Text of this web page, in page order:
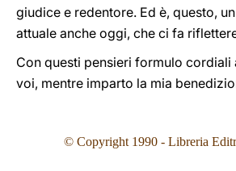
giudice e redentore. Ed è, questo,
attuale anche oggi, che ci fa
Con questi pensieri formulo cordiali
voi, mentre imparto la mia
© Copyright 1990 - Libreria